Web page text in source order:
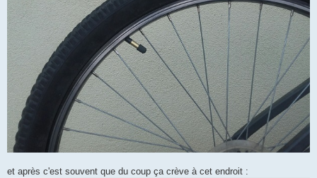
et après c'est souvent que du coup ça crève à cet endroit :